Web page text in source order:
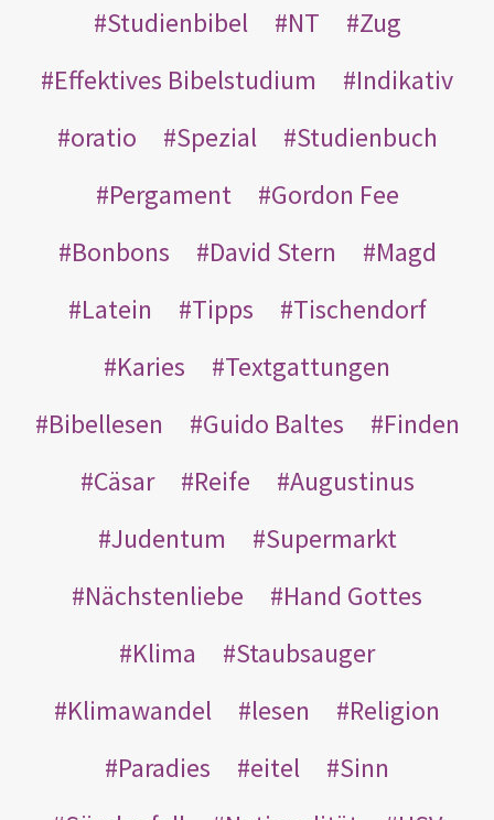
Studienbibel
NT
Zug
Effektives Bibelstudium
Indikativ
oratio
Spezial
Studienbuch
Pergament
Gordon Fee
Bonbons
David Stern
Magd
Latein
Tipps
Tischendorf
Karies
Textgattungen
Bibellesen
Guido Baltes
Finden
Cäsar
Reife
Augustinus
Judentum
Supermarkt
Nächstenliebe
Hand Gottes
Klima
Staubsauger
Klimawandel
lesen
Religion
Paradies
eitel
Sinn